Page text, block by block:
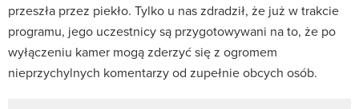
przeszła przez piekło. Tylko u nas zdradził, że już w trakcie
programu, jego uczestnicy są przygotowywani na to, że po
wyłączeniu kamer mogą zderzyć się z ogromem
nieprzychylnych komentarzy od zupełnie obcych osób.